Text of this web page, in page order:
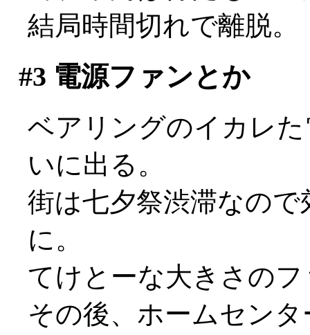
結局時間切れで離脱。
#3 電源ファンとか
ベアリングのイカレ
いに出る。
街は七夕祭渋滞なの
に。
てけとーな大きさの
その後、ホームセン